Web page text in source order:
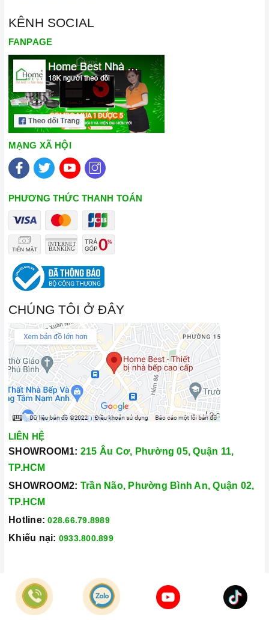
KÊNH SOCIAL
FANPAGE
MẠNG XÃ HỘI
PHƯƠNG THỨC THANH TOÁN
CHÚNG TÔI Ở ĐÂY
LIÊN HỆ
SHOWROOM1: 215 Âu Cơ, Phường 05, Quận 11,
TP.HCM
SHOWROOM2: Trần Não, Phường Bình An, Quận 02,
TP.HCM
Hotline: 028.66.79.8989
Khiếu nại: 0933.800.899
© Bản quyền thuộc vềCông Ty TNHH Home Best Việt Nam
Cung cấp bởi
Sapo